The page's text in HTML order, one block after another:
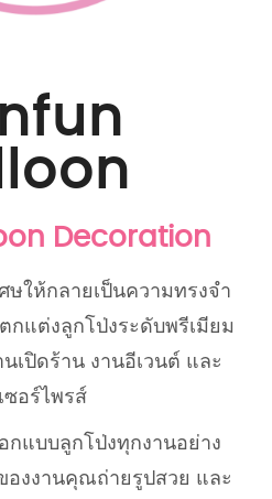
Decoration
ษให้กลายเป็นความทรงจำ
กแต่งลูกโป่งระดับพรีเมียม
เปิดร้าน งานอีเวนต์ และ
ซอร์ไพรส์
กแบบลูกโป่งทุกงานอย่าง
งงานคุณถ่ายรูปสวย และ